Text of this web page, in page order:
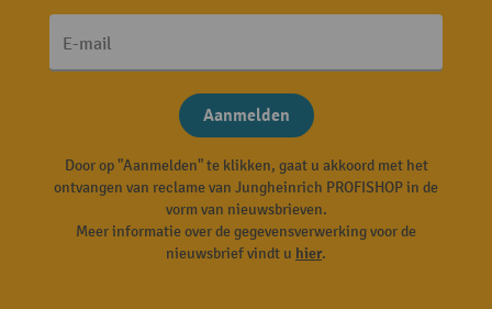
E-mail
Aanmelden
Door op "Aanmelden" te klikken, gaat u akkoord met het
ontvangen van reclame van Jungheinrich PROFISHOP in de
vorm van nieuwsbrieven.
Meer informatie over de gegevensverwerking voor de
nieuwsbrief vindt u hier.